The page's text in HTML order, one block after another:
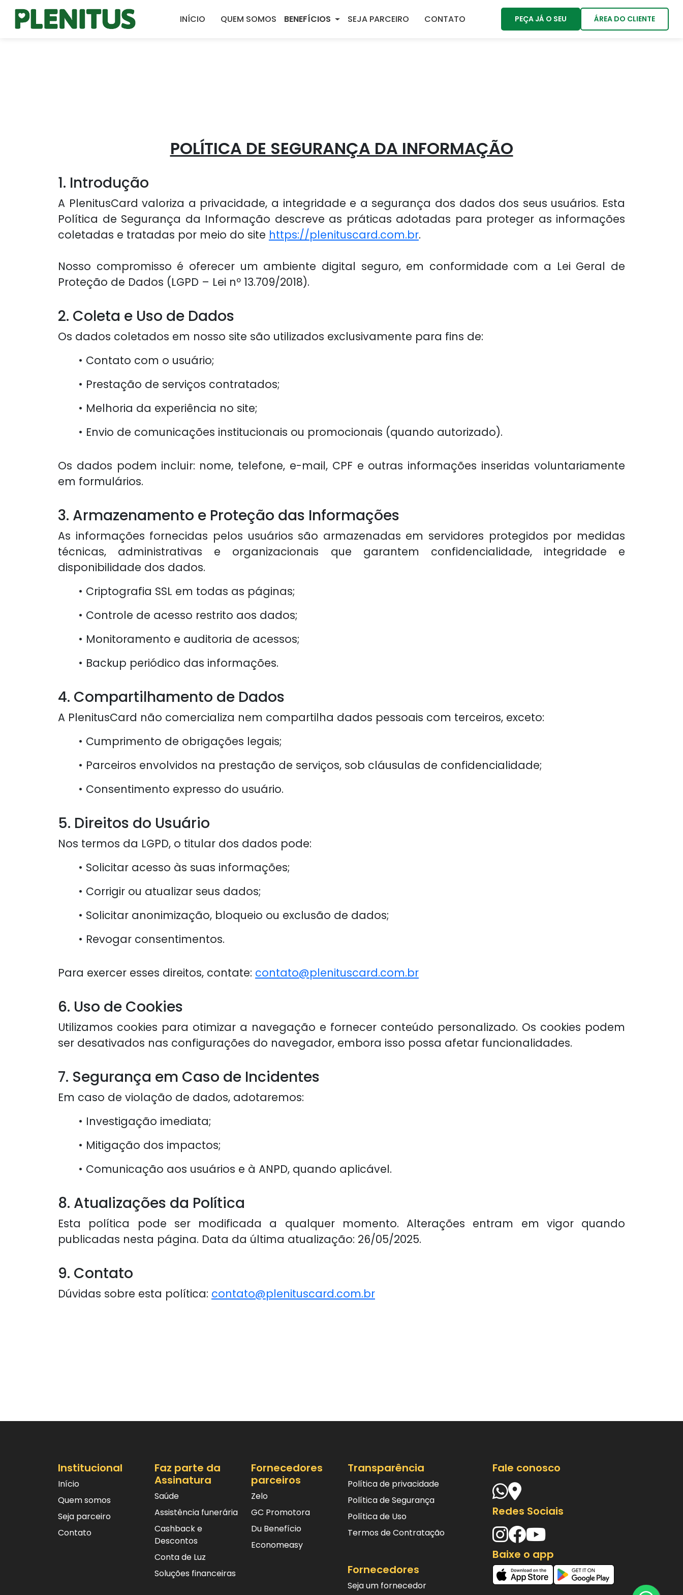
INÍCIO QUEM SOMOS BENEFÍCIOS SEJA PARCEIRO CONTATO PEÇA JÁ O SEU ÁREA DO CLIENTE
POLÍTICA DE SEGURANÇA DA INFORMAÇÃO
1. Introdução
A PlenitusCard valoriza a privacidade, a integridade e a segurança dos dados dos seus usuários. Esta
Política de Segurança da Informação descreve as práticas adotadas para proteger as informações
coletadas e tratadas por meio do site https://plenituscard.com.br.
Nosso compromisso é oferecer um ambiente digital seguro, em conformidade com a Lei Geral de
Proteção de Dados (LGPD – Lei nº 13.709/2018).
2. Coleta e Uso de Dados
Os dados coletados em nosso site são utilizados exclusivamente para fins de:
• Contato com o usuário;
• Prestação de serviços contratados;
• Melhoria da experiência no site;
• Envio de comunicações institucionais ou promocionais (quando autorizado).
Os dados podem incluir: nome, telefone, e-mail, CPF e outras informações inseridas voluntariamente
em formulários.
3. Armazenamento e Proteção das Informações
As informações fornecidas pelos usuários são armazenadas em servidores protegidos por medidas
técnicas, administrativas e organizacionais que garantem confidencialidade, integridade e
disponibilidade dos dados.
• Criptografia SSL em todas as páginas;
• Controle de acesso restrito aos dados;
• Monitoramento e auditoria de acessos;
• Backup periódico das informações.
4. Compartilhamento de Dados
A PlenitusCard não comercializa nem compartilha dados pessoais com terceiros, exceto:
• Cumprimento de obrigações legais;
• Parceiros envolvidos na prestação de serviços, sob cláusulas de confidencialidade;
• Consentimento expresso do usuário.
5. Direitos do Usuário
Nos termos da LGPD, o titular dos dados pode:
• Solicitar acesso às suas informações;
• Corrigir ou atualizar seus dados;
• Solicitar anonimização, bloqueio ou exclusão de dados;
• Revogar consentimentos.
Para exercer esses direitos, contate: contato@plenituscard.com.br
6. Uso de Cookies
Utilizamos cookies para otimizar a navegação e fornecer conteúdo personalizado. Os cookies podem
ser desativados nas configurações do navegador, embora isso possa afetar funcionalidades.
7. Segurança em Caso de Incidentes
Em caso de violação de dados, adotaremos:
• Investigação imediata;
• Mitigação dos impactos;
• Comunicação aos usuários e à ANPD, quando aplicável.
8. Atualizações da Política
Esta política pode ser modificada a qualquer momento. Alterações entram em vigor quando
publicadas nesta página. Data da última atualização: 26/05/2025.
9. Contato
Dúvidas sobre esta política: contato@plenituscard.com.br
Institucional
Início
Quem somos
Seja parceiro
Contato
Faz parte da
Assinatura
Saúde
Assistência funerária
Cashback e
Descontos
Conta de Luz
Soluções financeiras
Fornecedores
parceiros
Zelo
GC Promotora
Du Benefício
Economeasy
Transparência
Política de privacidade
Política de Segurança
Política de Uso
Termos de Contratação
Fornecedores
Seja um fornecedor
Fale conosco
Redes Sociais
Baixe o app